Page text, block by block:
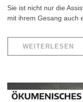
Sie ist nicht nur die
mit ihrem Gesang auch
WEITERLESEN